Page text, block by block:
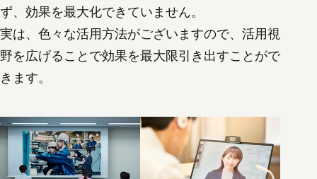
ず、効果を最大化できていません。
実は、色々な活用方法がございますので、活用視
野を広げることで効果を最大限引き出すことがで
きます。